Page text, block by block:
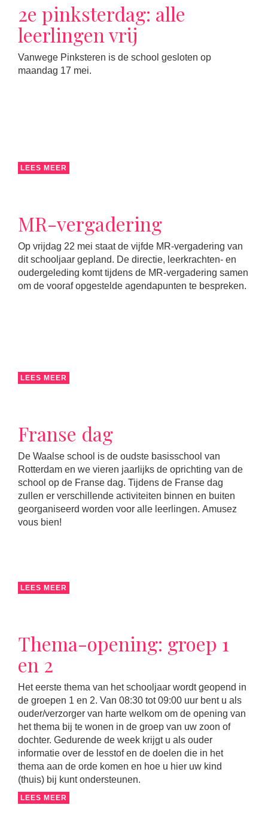
2e pinksterdag: alle
leerlingen vrij
Vanwege Pinksteren is de school gesloten op
maandag 17 mei.
LEES MEER
MR-vergadering
Op vrijdag 22 mei staat de vijfde MR-vergadering van
dit schooljaar gepland. De directie, leerkrachten- en
oudergeleding komt tijdens de MR-vergadering samen
om de vooraf opgestelde agendapunten te bespreken.
LEES MEER
Franse dag
De Waalse school is de oudste basisschool van
Rotterdam en we vieren jaarlijks de oprichting van de
school op de Franse dag. Tijdens de Franse dag
zullen er verschillende activiteiten binnen en buiten
georganiseerd worden voor alle leerlingen. Amusez
vous bien!
LEES MEER
Thema-opening: groep 1
en 2
Het eerste thema van het schooljaar wordt geopend in
de groepen 1 en 2. Van 08:30 tot 09:00 uur bent u als
ouder/verzorger van harte welkom om de opening van
het thema bij te wonen in de groep van uw zoon of
dochter. Gedurende de week krijgt u als ouder
informatie over de lesstof en de doelen die in het
thema aan de orde komen en hoe u hier uw kind
(thuis) bij kunt ondersteunen.
LEES MEER